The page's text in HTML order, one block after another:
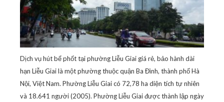
Dịch vụ hút bể phốt tại phường Liễu Giai giá rẻ, bảo hành dài
hạn Liễu Giai là một phường thuộc quận Ba Đình, thành phố Hà
Nội, Việt Nam. Phường Liễu Giai có 72,78 ha diện tích tự nhiên
và 18.641 người (2005). Phường Liễu Giai được thành lập ngày